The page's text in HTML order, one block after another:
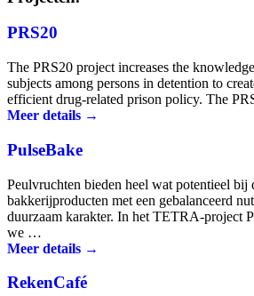
PRS20
The PRS20 project increases the
subjects among persons in detention to
efficient drug-related prison policy. The
Meer details →
PulseBake
Peulvruchten bieden heel wat potentieel
bakkerijproducten met een gebalanceerd
duurzaam karakter. In het TETRA-project
we …
Meer details →
RekenCafé